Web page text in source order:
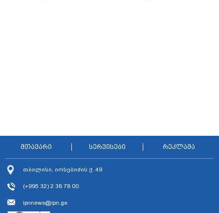
მთავარი სერვისები რეკლამა
თბილისი, იოსებიძის ქ. 49
(+995 32) 2 38 78 00
ipnnews@ipn.ge